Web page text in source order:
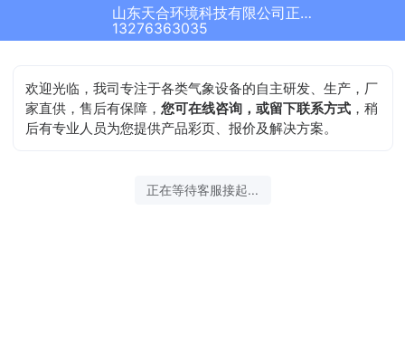
山东天合环境科技有限公司正在为您服务
13276363035
欢迎光临，我司专注于各类气象设备的自主研发、生产，厂
家直供，售后有保障，您可在线咨询，或留下联系方式 ，稍
后有专业人员为您提供产品彩页、报价及解决方案。
正在等待客服接起...